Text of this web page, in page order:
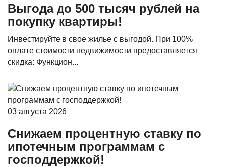
Выгода до 500 тысяч рублей на
покупку квартиры!
Инвестируйте в свое жилье с выгодой. При 100%
оплате стоимости недвижимости предоставляется
скидка: Функцион...
03 августа 2026
Снижаем процентную ставку по
ипотечным программам с
господдержкой!